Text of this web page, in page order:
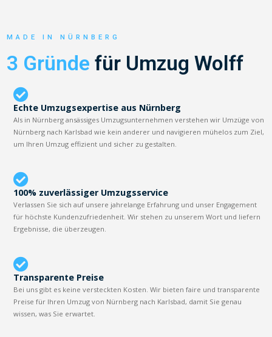
MADE IN NÜRNBERG
3 Gründe für Umzug Wolff
Echte Umzugsexpertise aus Nürnberg
Als in Nürnberg ansässiges Umzugsunternehmen verstehen wir Umzüge von
Nürnberg nach Karlsbad wie kein anderer und navigieren mühelos zum Ziel,
um Ihren Umzug effizient und sicher zu gestalten.
100% zuverlässiger Umzugsservice
Verlassen Sie sich auf unsere jahrelange Erfahrung und unser Engagement
für höchste Kundenzufriedenheit. Wir stehen zu unserem Wort und liefern
Ergebnisse, die überzeugen.
Transparente Preise
Bei uns gibt es keine versteckten Kosten. Wir bieten faire und transparente
Preise für Ihren Umzug von Nürnberg nach Karlsbad, damit Sie genau
wissen, was Sie erwartet.